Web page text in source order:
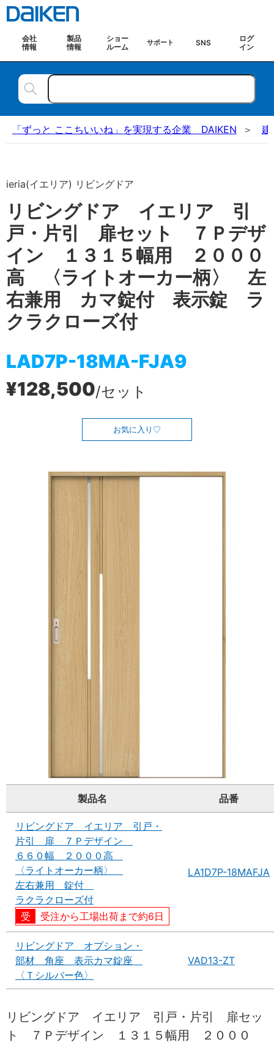
会社
情報
製品
情報
ショー
ルーム
サポート SNS
ログ
イン
「ずっと ここちいいね」を実現する企業 DAIKEN 建
ieria(イエリア) リビングドア
リビングドア イエリア 引
戸・片引 扉セット ７Ｐデザ
イン １３１５幅用 ２０００
高 〈ライトオーカー柄〉 左
右兼用 カマ錠付 表示錠 ラ
クラクローズ付
LAD7P-18MA-FJA9
¥128,500/セット
お気に入り
製品名 品番
リビングドア イエリア 引戸・
片引 扉 ７Ｐデザイン
６６０幅 ２０００高
〈ライトオーカー柄〉
左右兼用 錠付
ラクラクローズ付
受注から工場出荷まで約6日
LA1D7P-18MAFJA
リビングドア オプション・
部材 角座 表示カマ錠座
〈Ｔシルバー色〉
VAD13-ZT
リビングドア イエリア 引戸・片引 扉セッ
ト ７Ｐデザイン １３１５幅用 ２０００